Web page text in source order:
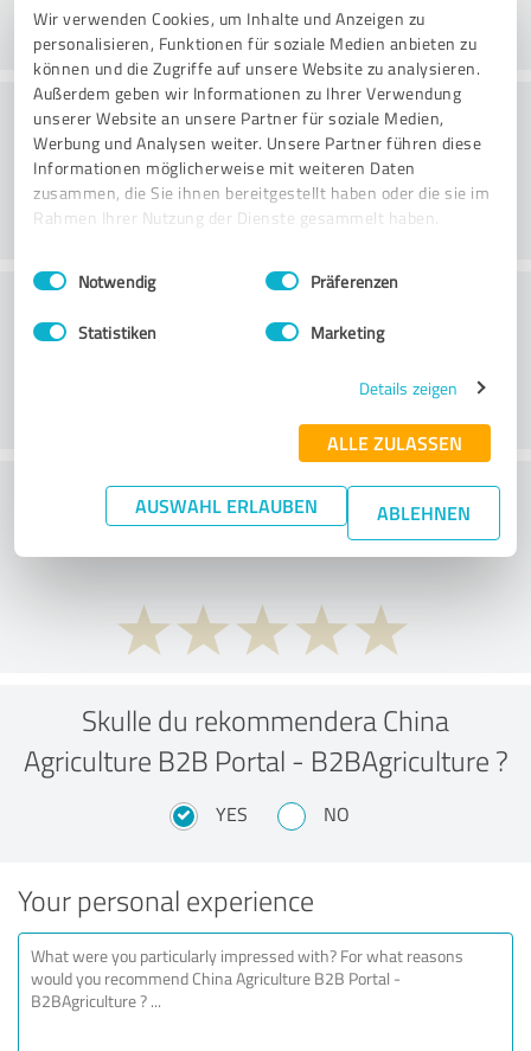
Wir verwenden Cookies, um Inhalte und Anzeigen zu
personalisieren, Funktionen für soziale Medien anbieten zu
können und die Zugriffe auf unsere Website zu analysieren.
Außerdem geben wir Informationen zu Ihrer Verwendung
unserer Website an unsere Partner für soziale Medien,
Werbung und Analysen weiter. Unsere Partner führen diese
Informationen möglicherweise mit weiteren Daten
zusammen, die Sie ihnen bereitgestellt haben oder die sie im
Rahmen Ihrer Nutzung der Dienste gesammelt haben.
Impressum Datenschutzbestimmungen
Einwilligungsauswahl
Notwendig Präferenzen
Statistiken Marketing
Details zeigen
ALLE ZULASSEN
AUSWAHL ERLAUBEN ABLEHNEN
Rådgivning
Kundservice
What do you think of the price to
performance ratio?
Skulle du rekommendera China
Agriculture B2B Portal - B2BAgriculture ?
YES NO
Your personal experience